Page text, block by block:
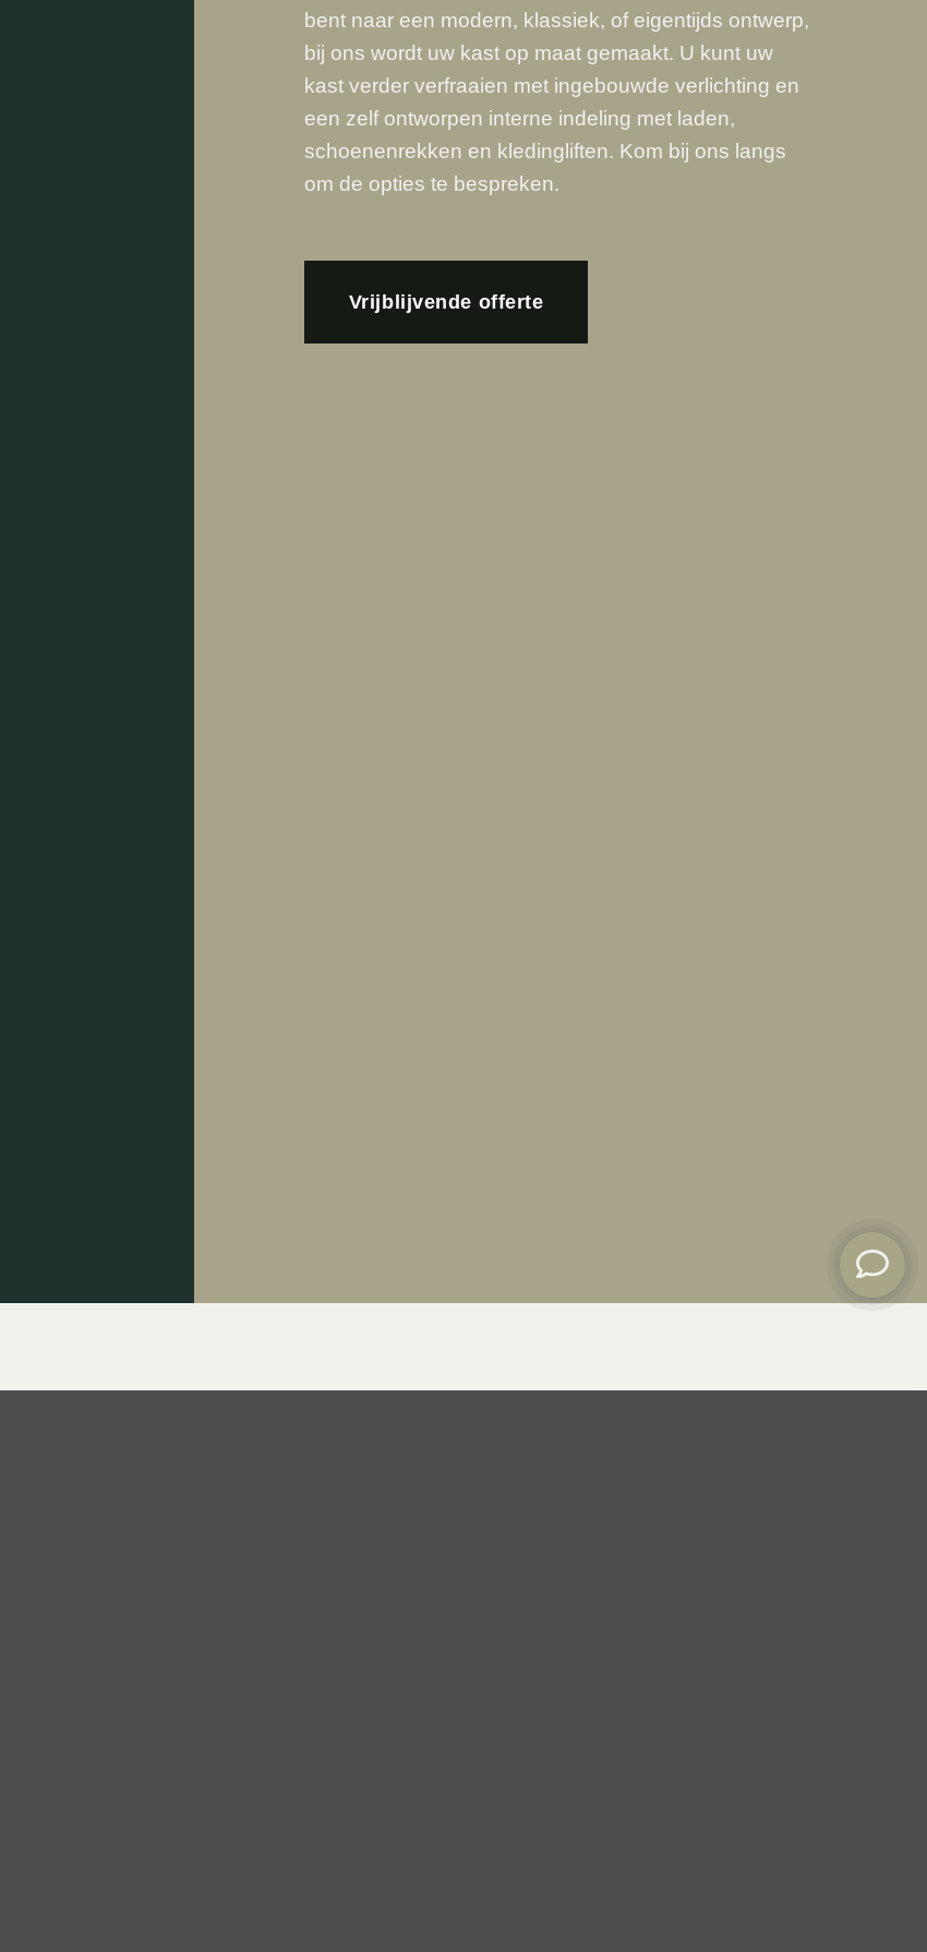
bent naar een modern, klassiek, of eigentijds ontwerp,
bij ons wordt uw kast op maat gemaakt. U kunt uw
kast verder verfraaien met ingebouwde verlichting en
een zelf ontworpen interne indeling met laden,
schoenenrekken en kledingliften. Kom bij ons langs
om de opties te bespreken.
Vrijblijvende offerte